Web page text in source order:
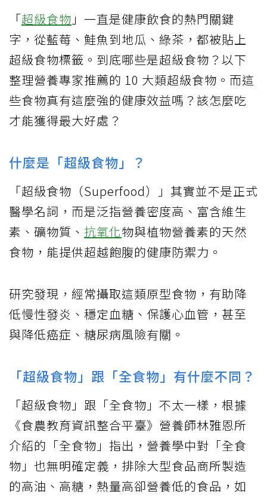
「超級食物 」一直是健康飲食的熱門關鍵
字，從藍莓、鮭魚到地瓜、綠茶，都被貼上
超級食物標籤。到底哪些是超級食物？以下
整理營養專家推薦的 10 大類超級食物。而這
些食物真有這麼強的健康效益嗎？該怎麼吃
才能獲得最大好處？
什麼是「超級食物」？
「超級食物（Superfood）」其實並不是正式
醫學名詞，而是泛指營養密度高、富含維生
素、礦物質、 抗氧化物與植物營養素的天然
食物，能提供超越飽腹的健康防禦力。
研究發現，經常攝取這類原型食物，有助降
低慢性發炎、穩定血糖、保護心血管，甚至
與降低癌症、糖尿病風險有關。
「超級食物」跟「全食物」有什麼不同？
「超級食物」跟「全食物」不太一樣，根據
《食農教育資訊整合平臺》營養師林雅恩所
介紹的「全食物」指出，營養學中對「全食
物」也無明確定義，排除大型食品商所製造
的高油、高糖，熱量高卻營養低的食品，如